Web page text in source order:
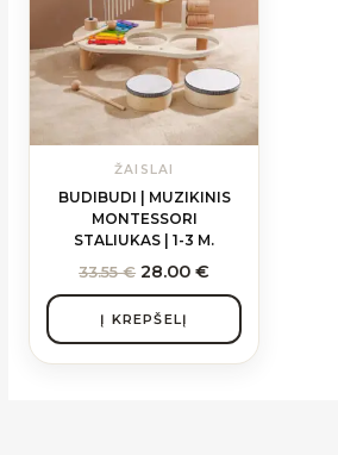
ŽAISLAI
BUDIBUDI | MUZIKINIS
MONTESSORI
STALIUKAS | 1-3 M.
33.55€ 28.00€
Į KREPŠELĮ